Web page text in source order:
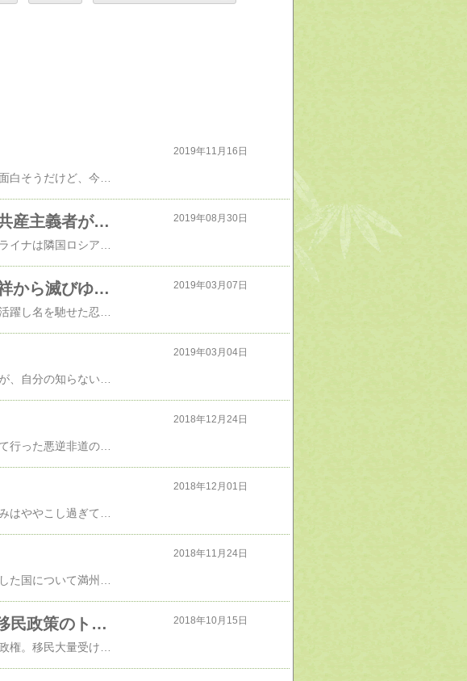
2019年11月16日
ウクライナ人だから気づいた日本の危機 ロシアと共産主義者が企む侵略のシナリオ 2019年08月30日
実在した影の軍団！「忍者」の秘密がわかる本 発祥から滅びゆくまでを完全解説！！ 2019年03月07日
2019年03月04日
ようやくこの百田尚樹の人気著書を読む機会を得た。日本人が朝鮮に対して行った悪逆非道の蛮行についてこれでもか、これでもか！といった具合に列挙してあり、読んでいて吃驚。インドを統治したイギリスは、インドの伝統を尊重してカースト制度を廃止せず、今でもカースト制度が存続してるのに、日本は朝鮮から身分制度を無くして被差別民の白丁たちを解放する等身勝手な改革を次々に断行し支配階層だった両班から様々な特権を奪って朝鮮を強引に近代国家に改造したのである。民衆を搾取し拷問にかけるのを日夜楽しみにしていた両班が日本に激しい恨みを抱くのは当然ではないか。日本も李氏朝鮮の伝統を尊重してこの様な身分制度を存続させるべきだったのだ。他にも学校をたくさん作って朝鮮の子供たちに勉学を強制したのである。朝鮮人が頼みもしないのに巨大なダムを作ったり禿山に植林したりもした。全くけしからん暴挙だ
2018年12月24日
2018年12月01日
2018年11月24日
今や世界5位 「移民受け入れ大国」日本の末路 「移民政策のトリレンマ」が自由と安全を破壊する 2018年10月15日